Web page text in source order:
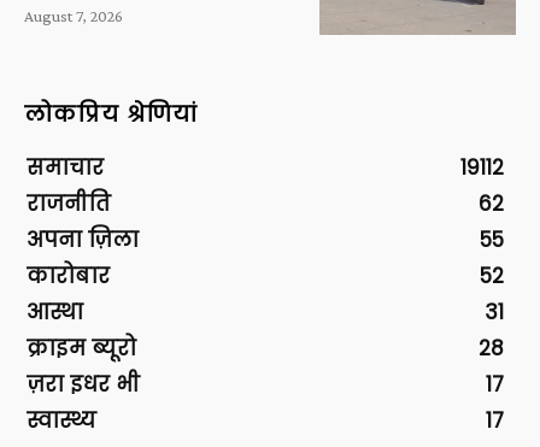
August 7, 2026
लोकप्रिय श्रेणियां
समाचार
19112
राजनीति
62
अपना ज़िला
55
कारोबार
52
आस्था
31
क्राइम ब्यूरो
28
ज़रा इधर भी
17
स्वास्थ्य
17